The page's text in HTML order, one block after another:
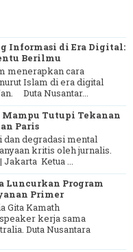
Informasi di Era Digital:
Berilmu
menerapkan cara
Islam di era digital
Duta Nusantar...
Tutupi Tekanan
Paris
degradasi mental
kritis oleh jurnalis.
Ketua ...
Luncurkan Program
Primer
Gita Kamath
kerja sama
Duta Nusantara